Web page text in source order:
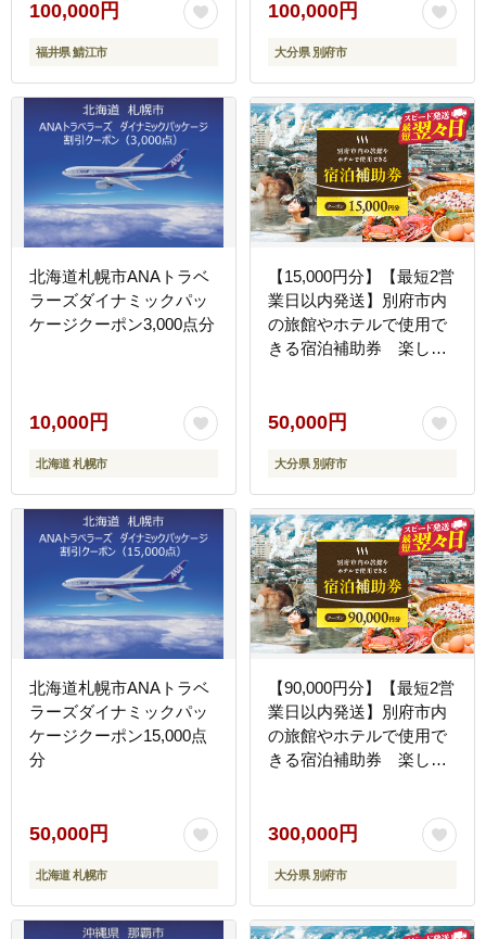
100,000円
福井県 鯖江市
15000円 3万円 9万円 15
万円 30万円 ホテル 旅館
温泉 旅行 観光 トラベル
宿泊補助券 チケット クー
ポン 宿泊 お泊り 別府温
泉 別府観光 地獄めぐり
旅 おすすめ 人気 体験型
節約_B030-004
100,000円
大分県 別府市
北海道札幌市ANAトラベ
ラーズダイナミックパッ
ケージクーポン3,000点分
10,000円
北海道 札幌市
【15,000円分】【最短2営
業日以内発送】別府市内
の旅館やホテルで使用で
きる宿泊補助券 楽しい
15000円 3万円 9万円 15
万円 30万円 ホテル 旅館
温泉 旅行 観光 トラベル
宿泊補助券 チケット クー
ポン 宿泊 お泊り 別府温
泉 別府観光 地獄めぐり
旅 おすすめ 人気 体験型
節約_B030-003
50,000円
大分県 別府市
北海道札幌市ANAトラベ
ラーズダイナミックパッ
ケージクーポン15,000点
分
50,000円
北海道 札幌市
【90,000円分】【最短2営
業日以内発送】別府市内
の旅館やホテルで使用で
きる宿泊補助券 楽しい
15000円 3万円 9万円 15
万円 30万円 ホテル 旅館
温泉 旅行 観光 トラベル
宿泊補助券 チケット クー
ポン 宿泊 お泊り 別府温
300,000円
大分県 別府市